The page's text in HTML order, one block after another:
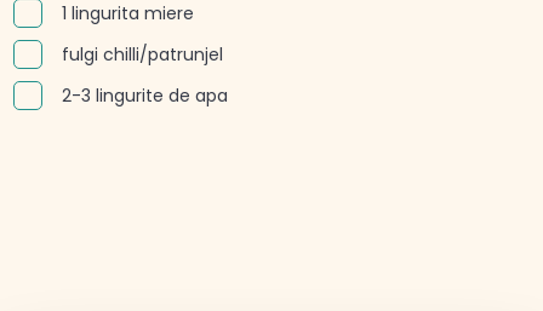
1 lingurita miere
fulgi chilli/patrunjel
2-3 lingurite de apa